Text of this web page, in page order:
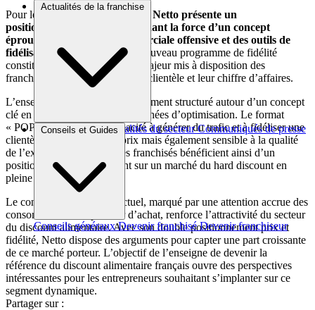
Actualités de la franchise
Brèves et actus Actualités du secteur Communiqués de presse
Conseils et Guides
Conseils généraux Devenir franchisé Devenir franchiseur
Pour les candidats à la franchise, Netto présente un
positionnement unique combinant la force d’un concept
éprouvé, une politique commerciale offensive et des outils de
fidélisation performants. Le nouveau programme de fidélité
constitue un atout commercial majeur mis à disposition des
franchisés pour développer leur clientèle et leur chiffre d’affaires.
L’enseigne offre un accompagnement structuré autour d’un concept
clé en main, fruit de plusieurs années d’optimisation. Le format
« POP » a démontré sa capacité à générer du trafic et à fidéliser une
clientèle exigeante sur les prix mais également sensible à la qualité
de l’expérience d’achat. Les franchisés bénéficient ainsi d’un
positionnement différenciant sur un marché du hard discount en
pleine mutation.
Le contexte économique actuel, marqué par une attention accrue des
consommateurs au pouvoir d’achat, renforce l’attractivité du secteur
du discount alimentaire. Avec son double positionnement prix et
fidélité, Netto dispose des arguments pour capter une part croissante
de ce marché porteur. L’objectif de l’enseigne de devenir la
référence du discount alimentaire français ouvre des perspectives
intéressantes pour les entrepreneurs souhaitant s’implanter sur ce
segment dynamique.
Partager sur :